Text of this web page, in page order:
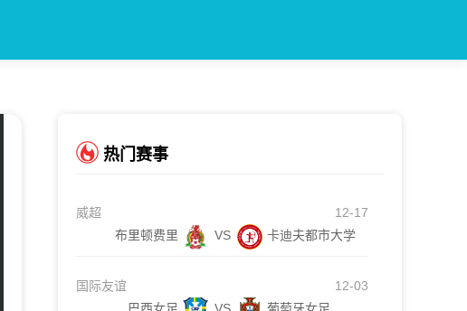
热门赛事
威超
12-17
布里顿费里
VS 卡迪夫都市大学
国际友谊
12-03